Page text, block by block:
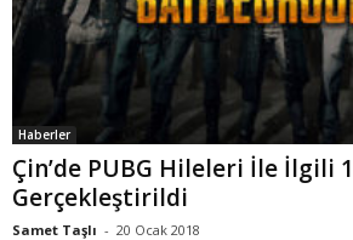
Haberler
Çin’de PUBG Hileleri İle İlgili
Gerçekleştirildi
Samet Taşlı - 20 Ocak 2018